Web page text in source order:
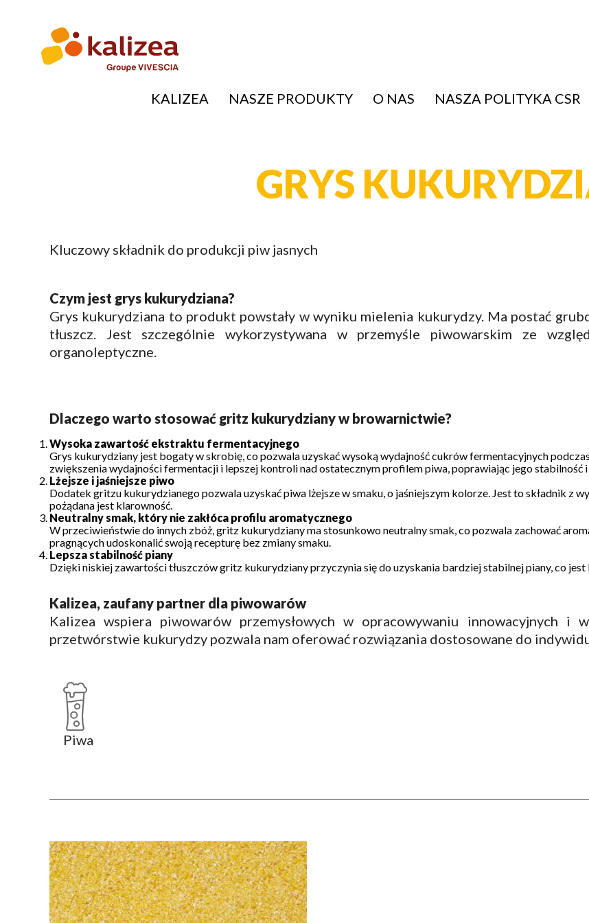
KALIZEA NASZE PRODUKTY O NAS NASZA POLITYKA CSR
GRYS
Kluczowy składnik do produkcji piw jasnych
Czym jest grys kukurydziana?
Grys kukurydziana to produkt powstały w wyniku mielenia kukurydzy. Ma postać
tłuszcz. Jest szczególnie wykorzystywana w przemyśle piwowarskim ze
organoleptyczne.
Dlaczego warto stosować gritz kukurydziany w browarnictwie?
Wysoka zawartość ekstraktu fermentacyjnego
Grys kukurydziany jest bogaty w skrobię, co pozwala uzyskać wysoką wydajność cukrów fermentacyjnych
zwiększenia wydajności fermentacji i lepszej kontroli nad ostatecznym profilem piwa, poprawiając jego stabilność
Lżejsze i jaśniejsze piwo
Dodatek gritzu kukurydzianego pozwala uzyskać piwa lżejsze w smaku, o jaśniejszym kolorze. Jest to składnik z
pożądana jest klarowność.
Neutralny smak, który nie zakłóca profilu aromatycznego
W przeciwieństwie do innych zbóż, gritz kukurydziany ma stosunkowo neutralny smak, co pozwala zachować
pragnących udoskonalić swoją recepturę bez zmiany smaku.
Lepsza stabilność piany
Dzięki niskiej zawartości tłuszczów gritz kukurydziany przyczynia się do uzyskania bardziej stabilnej piany, co
Kalizea, zaufany partner dla piwowarów
Kalizea wspiera piwowarów przemysłowych w opracowywaniu innowacyjnych i
przetwórstwie kukurydzy pozwala nam oferować rozwiązania dostosowane do
Piwa